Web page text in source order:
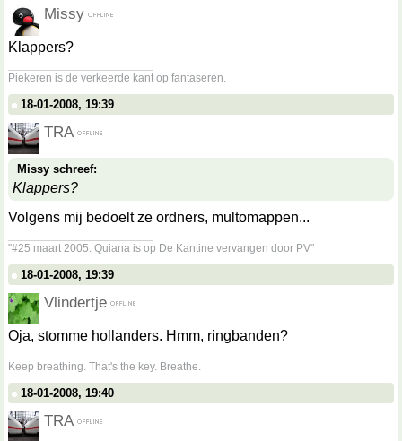
Missy
Klappers?
Piekeren is de verkeerde kant op fantaseren.
18-01-2008, 19:39
TRA
Missy schreef:
Klappers?
Volgens mij bedoelt ze ordners, multomappen...
"#25 maart 2005: Quiana is op De Kantine vervangen door PV"
18-01-2008, 19:39
Vlindertje
Oja, stomme hollanders. Hmm, ringbanden?
Keep breathing. That's the key. Breathe.
18-01-2008, 19:40
TRA